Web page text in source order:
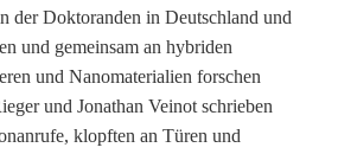
der Doktoranden in Deutschland und
und gemeinsam an hybriden
und Nanomaterialien forschen
und Jonathan Veinot schrieben
klopften an Türen und